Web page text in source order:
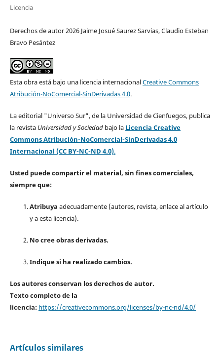
Licencia
Derechos de autor 2026 Jaime Josué Saurez Sarvias, Claudio Esteban
Bravo Pesántez
Esta obra está bajo una licencia internacionalCreative Commons
Atribución-NoComercial-SinDerivadas 4.0.
La editorial "Universo Sur", de la Universidad de Cienfuegos, publica
la revista Universidad y Sociedad bajo la Licencia Creative
Commons Atribución-NoComercial-SinDerivadas 4.0
Internacional (CC BY-NC-ND 4.0).
Usted puede compartir el material, sin fines comerciales,
siempre que:
Atribuya adecuadamente (autores, revista, enlace al artículo
y a esta licencia).
No cree obras derivadas.
Indique si ha realizado cambios.
Los autores conservan los derechos de autor.
Texto completo de la
licencia: https://creativecommons.org/licenses/by-nc-nd/4.0/
Artículos similares